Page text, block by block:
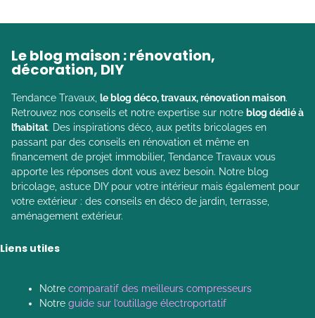
Le blog maison : rénovation,
décoration, DIY
Tendance Travaux, le blog déco, travaux, rénovation maison.
Retrouvez nos conseils et notre expertise sur notre blog dédié à
l’habitat. Des inspirations déco, aux petits bricolages en
passant par des conseils en rénovation et même en
financement de projet immobilier, Tendance Travaux vous
apporte les réponses dont vous avez besoin. Notre blog
bricolage, astuce DIY pour votre intérieur mais également pour
votre extérieur : des conseils en déco de jardin, terrasse,
aménagement extérieur.
Liens utiles
Notre comparatif des meilleurs compresseurs
Notre guide sur l’outillage électroportatif